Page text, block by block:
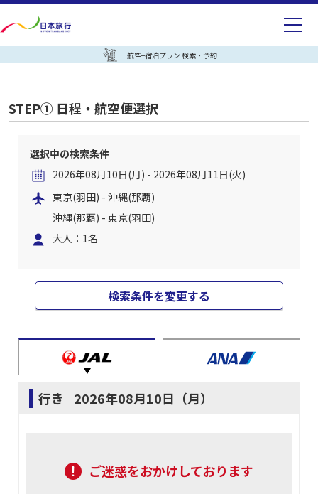
航空+宿泊プラン 検索・予約
STEP① 日程・航空便選択
選択中の検索条件
2026年08月10日(月) - 2026年08月11日(火)
東京(羽田) - 沖縄(那覇)
沖縄(那覇) - 東京(羽田)
大人：1名
検索条件を変更する
行き 2026年08月10日（月）
ご迷惑をおかけしております